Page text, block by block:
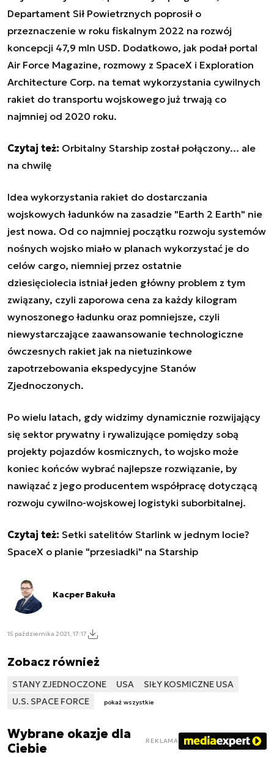
Departament Sił Powietrznych poprosił o
przeznaczenie w roku fiskalnym 2022 na rozwój
koncepcji 47,9 mln USD. Dodatkowo, jak podał portal
Air Force Magazine, rozmowy z SpaceX i Exploration
Architecture Corp. na temat wykorzystania cywilnych
rakiet do transportu wojskowego już trwają co
najmniej od 2020 roku.
Czytaj też: Orbitalny Starship został połączony... ale
na chwilę
Idea wykorzystania rakiet do dostarczania
wojskowych ładunków na zasadzie "Earth 2 Earth" nie
jest nowa. Od co najmniej początku rozwoju systemów
nośnych wojsko miało w planach wykorzystać je do
celów cargo, niemniej przez ostatnie
dziesięciolecia istniał jeden główny problem z tym
związany, czyli zaporowa cena za każdy kilogram
wynoszonego ładunku oraz pomniejsze, czyli
niewystarczające zaawansowanie technologiczne
ówczesnych rakiet jak na nietuzinkowe
zapotrzebowania ekspedycyjne Stanów
Zjednoczonych.
Po wielu latach, gdy widzimy dynamicznie rozwijający
się sektor prywatny i rywalizujące pomiędzy sobą
projekty pojazdów kosmicznych, to wojsko może
koniec końców wybrać najlepsze rozwiązanie, by
nawiązać z jego producentem współpracę dotyczącą
rozwoju cywilno-wojskowej logistyki suborbitalnej.
Czytaj też: Setki satelitów Starlink w jednym locie?
SpaceX o planie "przesiadki" na Starship
Kacper Bakuła
15 października 2021, 17:17
Zobacz również
STANY ZJEDNOCZONE USA
SIŁY KOSMICZNE USA
U.S. SPACE FORCE
pokaż wszystkie
Wybrane okazje dla
Ciebie
REKLAMA